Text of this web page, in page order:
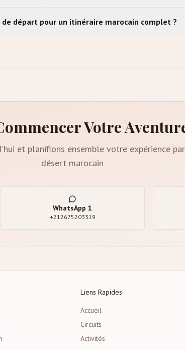
départ pour un itinéraire marocain complet ?
Votre
et planifions ensemble votre expérience
désert marocain
WhatsApp 1
+212675203319
Liens Rapides
Accueil
Circuits
Activités